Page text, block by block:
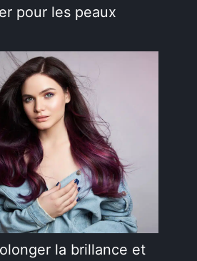
pour les peaux
la brillance et